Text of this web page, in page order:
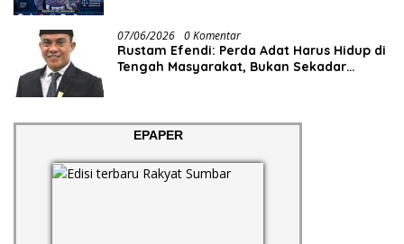
07/06/2026 0 Komentar
Rustam Efendi: Perda Adat Harus Hidup di
Tengah Masyarakat, Bukan Sekadar
EPAPER